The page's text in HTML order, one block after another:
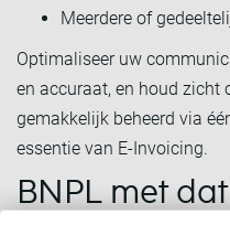
Meerdere of
Optimaliseer uw
en accuraat, en houd zicht
gemakkelijk beheerd via
essentie van E-Invoicing.
BNPL met